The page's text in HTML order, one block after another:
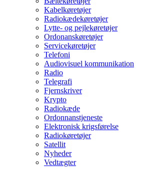
Kabelkøretøjer
Radiokædekøretøjer
Lytte- og pejlekøretøjer
Ordonanskøretøjer
Servicekøretøjer
Telefoni
Audiovisuel kommunikation
Radio
Telegrafi
Fjernskriver
Krypto
Radiokæde
Ordonnanstjeneste
Elektronisk krigsførelse
Radiokøretøjer
Satellit
Nyheder
Vedtægter